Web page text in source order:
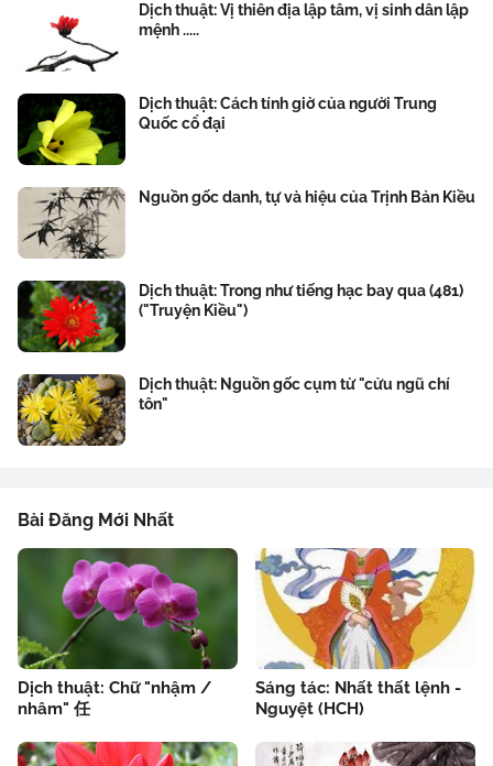
Dịch thuật: Vị thiên địa lập tâm, vị sinh dân lập
mệnh .....
Dịch thuật: Cách tính giờ của người Trung
Quốc cổ đại
Nguồn gốc danh, tự và hiệu của Trịnh Bản Kiều
Dịch thuật: Trong như tiếng hạc bay qua (481)
("Truyện Kiều")
Dịch thuật: Nguồn gốc cụm từ "cửu ngũ chí
tôn"
Bài Đăng Mới Nhất
Dịch thuật: Chữ "nhậm /
nhâm" 任
Sáng tác: Nhất thất lệnh -
Nguyệt (HCH)